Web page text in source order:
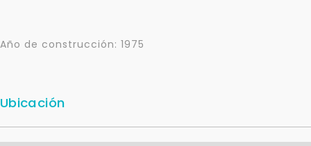
Año de construcción: 1975
Ubicación